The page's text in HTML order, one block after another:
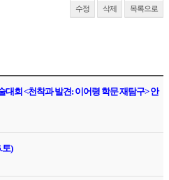
수정 삭제 목록으로
대회 <천착과 발견: 이어령 학문 재탐구> 안
토)